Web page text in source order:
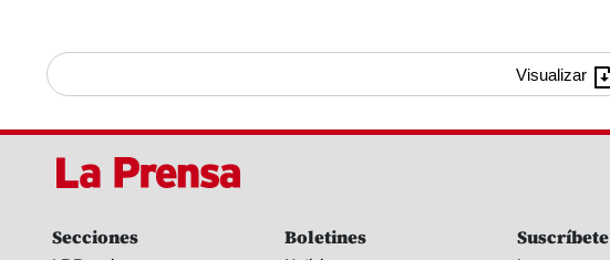
Visualizar
Secciones Boletines Suscríbete